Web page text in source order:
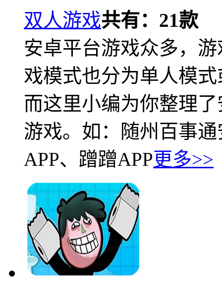
双人游戏共有： 21款
安卓平台游戏众多，
戏模式也分为单人模
而这里小编为你整理
游戏。如：随州百事
APP、蹭蹭APP更多>>